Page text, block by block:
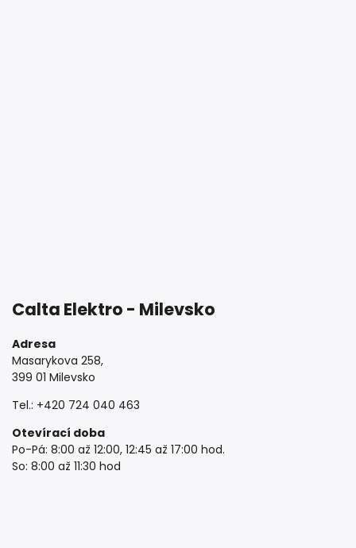
Calta Elektro - Milevsko
Adresa
Masarykova 258,
399 01 Milevsko
Tel.: +420 724 040 463
Otevírací doba
Po-Pá: 8:00 až 12:00, 12:45 až 17:00 hod.
So: 8:00 až 11:30 hod